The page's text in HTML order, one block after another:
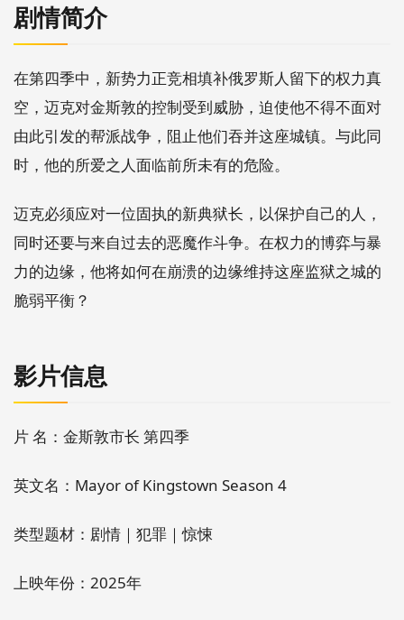
剧情简介
在第四季中，新势力正竞相填补俄罗斯人留下的权力真
空，迈克对金斯敦的控制受到威胁，迫使他不得不面对
由此引发的帮派战争，阻止他们吞并这座城镇。与此同
时，他的所爱之人面临前所未有的危险。
迈克必须应对一位固执的新典狱长，以保护自己的人，
同时还要与来自过去的恶魔作斗争。在权力的博弈与暴
力的边缘，他将如何在崩溃的边缘维持这座监狱之城的
脆弱平衡？
影片信息
片 名：金斯敦市长 第四季
英文名：Mayor of Kingstown Season 4
类型题材：剧情｜犯罪｜惊悚
上映年份：2025年